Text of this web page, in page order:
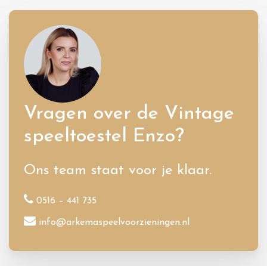
Vragen over de Vintage
speeltoestel Enzo?
Ons team staat voor je klaar.
0516 – 441 735
info@arkemaspeelvoorzieningen.nl